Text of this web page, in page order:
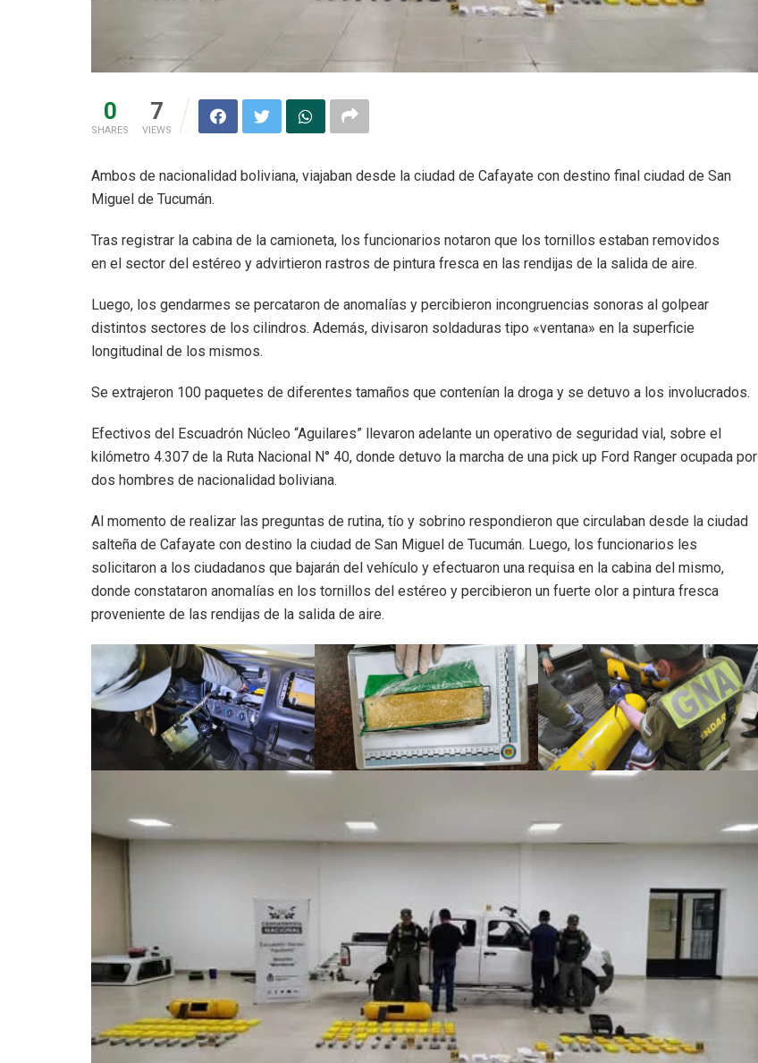
0
SHARES
7
VIEWS
Ambos de nacionalidad boliviana, viajaban desde la ciudad de Cafayate con destino final ciudad de San
Miguel de Tucumán.
Tras registrar la cabina de la camioneta, los funcionarios notaron que los tornillos estaban removidos
en el sector del estéreo y advirtieron rastros de pintura fresca en las rendijas de la salida de aire.
Luego, los gendarmes se percataron de anomalías y percibieron incongruencias sonoras al golpear
distintos sectores de los cilindros. Además, divisaron soldaduras tipo «ventana» en la superficie
longitudinal de los mismos.
Se extrajeron 100 paquetes de diferentes tamaños que contenían la droga y se detuvo a los involucrados.
Efectivos del Escuadrón Núcleo “Aguilares” llevaron adelante un operativo de seguridad vial, sobre el
kilómetro 4.307 de la Ruta Nacional N° 40, donde detuvo la marcha de una pick up Ford Ranger ocupada por
dos hombres de nacionalidad boliviana.
Al momento de realizar las preguntas de rutina, tío y sobrino respondieron que circulaban desde la ciudad
salteña de Cafayate con destino la ciudad de San Miguel de Tucumán. Luego, los funcionarios les
solicitaron a los ciudadanos que bajarán del vehículo y efectuaron una requisa en la cabina del mismo,
donde constataron anomalías en los tornillos del estéreo y percibieron un fuerte olor a pintura fresca
proveniente de las rendijas de la salida de aire.